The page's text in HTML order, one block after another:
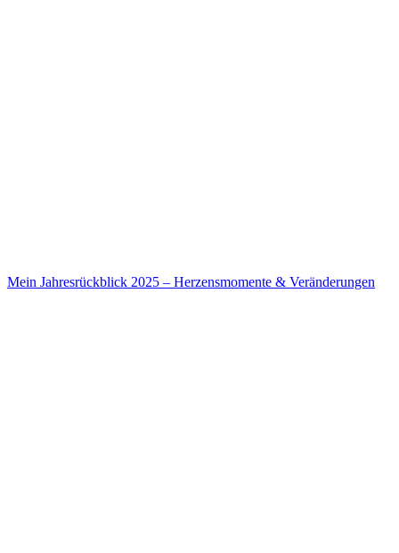
Mein Jahresrückblick 2025 – Herzensmomente & Veränderungen